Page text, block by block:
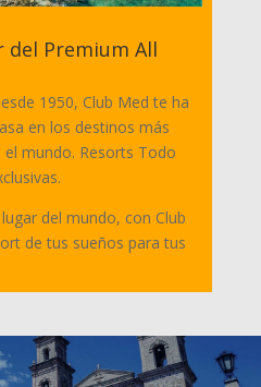
del Premium All
1950, Club Med te ha
en los destinos más
mundo. Resorts Todo
del mundo, con Club
de tus sueños para tus